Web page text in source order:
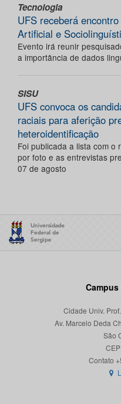
Tecnologia
UFS receberá
Artificial e
Evento irá reunir
a importância de dados
SISU
UFS convoca os
raciais para aferição
heteroidentificação
Foi publicada a lista com o
por foto e as entrevistas
07 de agosto
Cidade Univ.
Av. Marcelo Deda
São